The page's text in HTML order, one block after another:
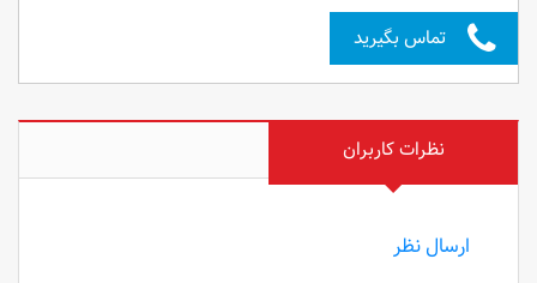
تماس بگیرید
نظرات کاربران
ارسال نظر